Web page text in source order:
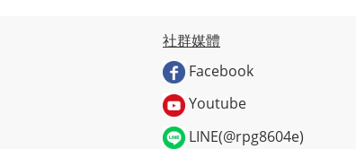
社群媒體
Facebook
Youtube
LINE(@rpg8604e)